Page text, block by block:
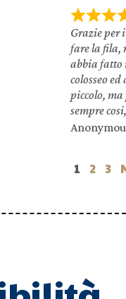
Grazie per
fare la fila,
abbia fatto
colosseo
piccolo,
sempre
1 2 3